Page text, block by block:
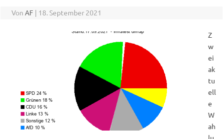
Von AF | 18. September 2021
Z
w
ei
ak
tu
ell
e
W
ah